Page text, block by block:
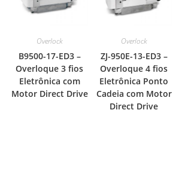
Overlock
B9500-17-ED3 –
Overloque 3 fios
Eletrônica com
Motor Direct Drive
Overlock
ZJ-950E-13-ED3 –
Overloque 4 fios
Eletrônica Ponto
Cadeia com Motor
Direct Drive